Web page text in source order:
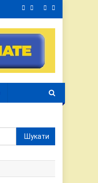
Пошук: